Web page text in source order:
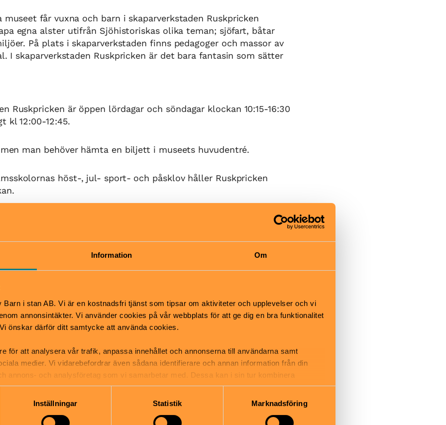
Information Om
Barn i stan AB. Vi är en kostnadsfri tjänst som tipsar om aktiviteter och upplevelser och vi
annonsintäkter. Vi använder cookies på vår webbplats för att ge dig en bra funktionalitet
önskar därför ditt samtycke att använda cookies.
för att analysera vår trafik, anpassa innehållet och annonserna till användarna samt
medier. Vi vidarebefordrar även sådana identifierare och annan information från din
annons- och analysföretag som vi samarbetar med. Dessa kan i sin tur kombinera
som du har tillhandahållit eller som de har samlat in när du har använt deras tjänster.
Inställningar Statistik Marknadsföring
museet får vuxna och barn i skaparverkstaden Ruskpricken
egna alster utifrån Sjöhistoriskas olika teman; sjöfart, båtar
På plats i skaparverkstaden finns pedagoger och massor av
I skaparverkstaden Ruskpricken är det bara fantasin som sätter
Ruskpricken är öppen lördagar och söndagar klockan 10:15-16:30
kl 12:00-12:45.
man behöver hämta en biljett i museets huvudentré.
höst-, jul- sport- och påsklov håller Ruskpricken
kl. 12:00-
Fri entré (vuxen betalar inträde till
museet.)
Hitta hit
museet
24, Gärdet
registrator@maritima.se